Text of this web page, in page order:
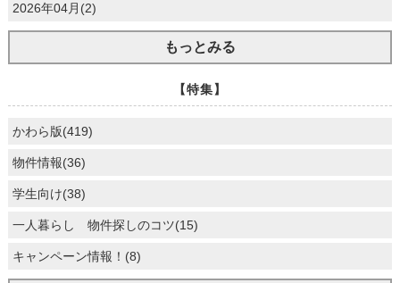
2026年04月(2)
もっとみる
【特集】
かわら版(419)
物件情報(36)
学生向け(38)
一人暮らし 物件探しのコツ(15)
キャンペーン情報！(8)